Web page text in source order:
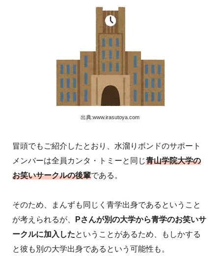
出典:www.irasutoya.com
冒頭でもご紹介したとおり、水溜りボンドのサポート
メンバーは全員カンタ・トミーと同じ青山学院大学の
お笑いサークルの後輩である。
そのため、まんずも同じく青学出身であるということ
が考えられるが、
Pさんが別の大学から青学のお笑いサ
ークルに加入したということがあるため、もしかする
と彼も別の大学出身であるという可能性も。